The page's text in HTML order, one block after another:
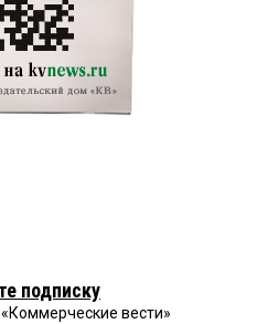
подписку
«Коммерческие вести»